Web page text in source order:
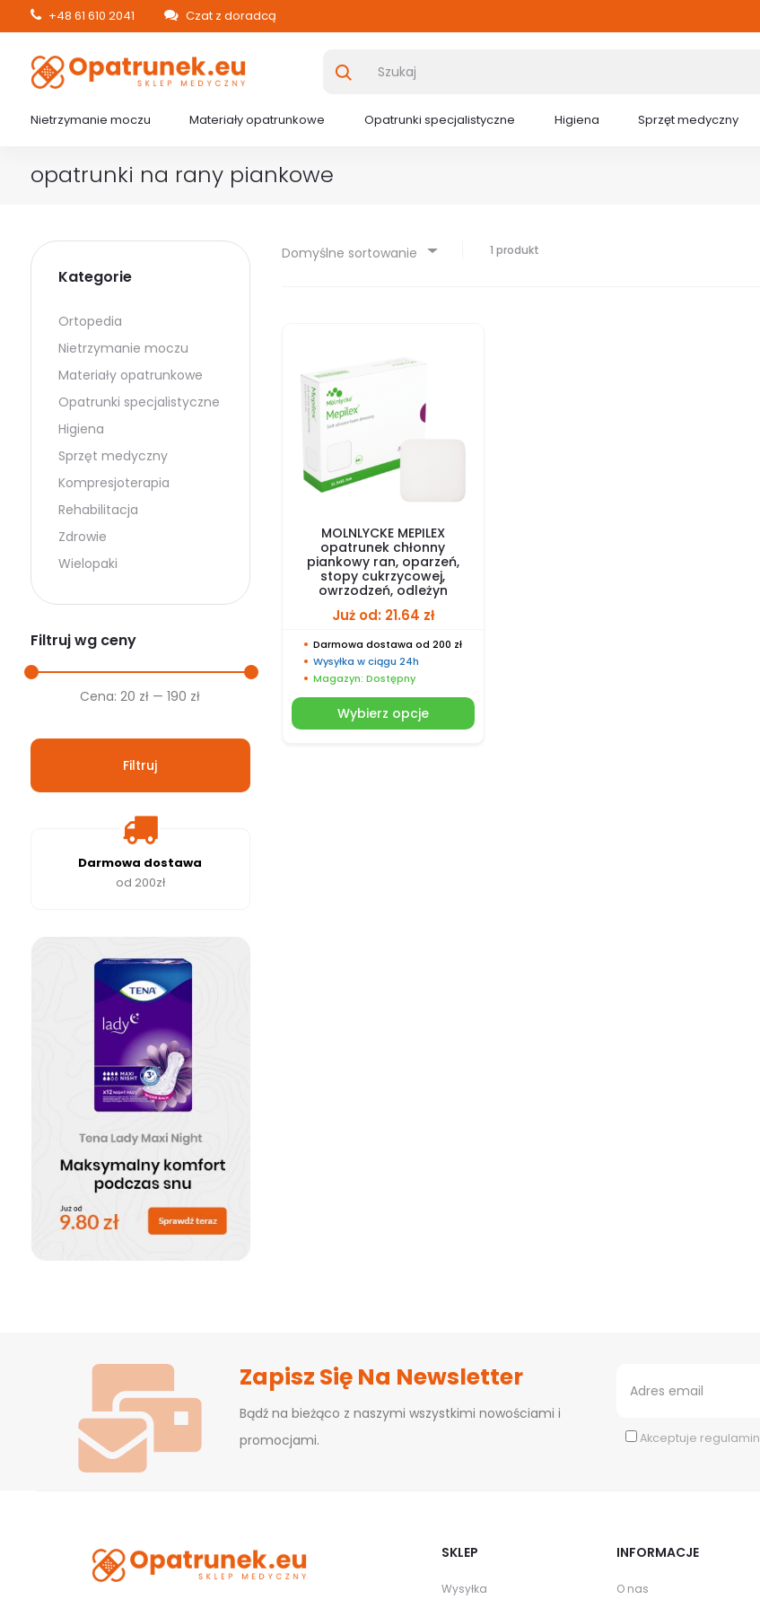
+48 61 610 2041 Czat z doradcą
Nietrzymanie moczu Materiały opatrunkowe Opatrunki specjalistyczne Higiena Sprzęt medyczny
opatrunki na rany piankowe
Domyślne sortowanie 1 produkt
MOLNLYCKE MEPILEX
opatrunek chłonny
piankowy ran, oparzeń,
stopy cukrzycowej,
owrzodzeń, odleżyn
Już od: 21.64 zł
Darmowa dostawa od 200 zł
Wysyłka w ciągu 24h
Magazyn: Dostępny
Wybierz opcje
Kategorie
Ortopedia
Nietrzymanie moczu
Materiały opatrunkowe
Opatrunki specjalistyczne
Higiena
Sprzęt medyczny
Kompresjoterapia
Rehabilitacja
Zdrowie
Wielopaki
Filtruj wg ceny
Cena
Cena
Filtruj
Cena:20 zł —190 zł
Darmowa dostawa
od 200zł
Zapisz Się Na Newsletter
Bądź na bieżąco z naszymi wszystkimi nowościami i
promocjami.
Akceptuje regulamin
SKLEP
Wysyłka
INFORMACJE
O nas